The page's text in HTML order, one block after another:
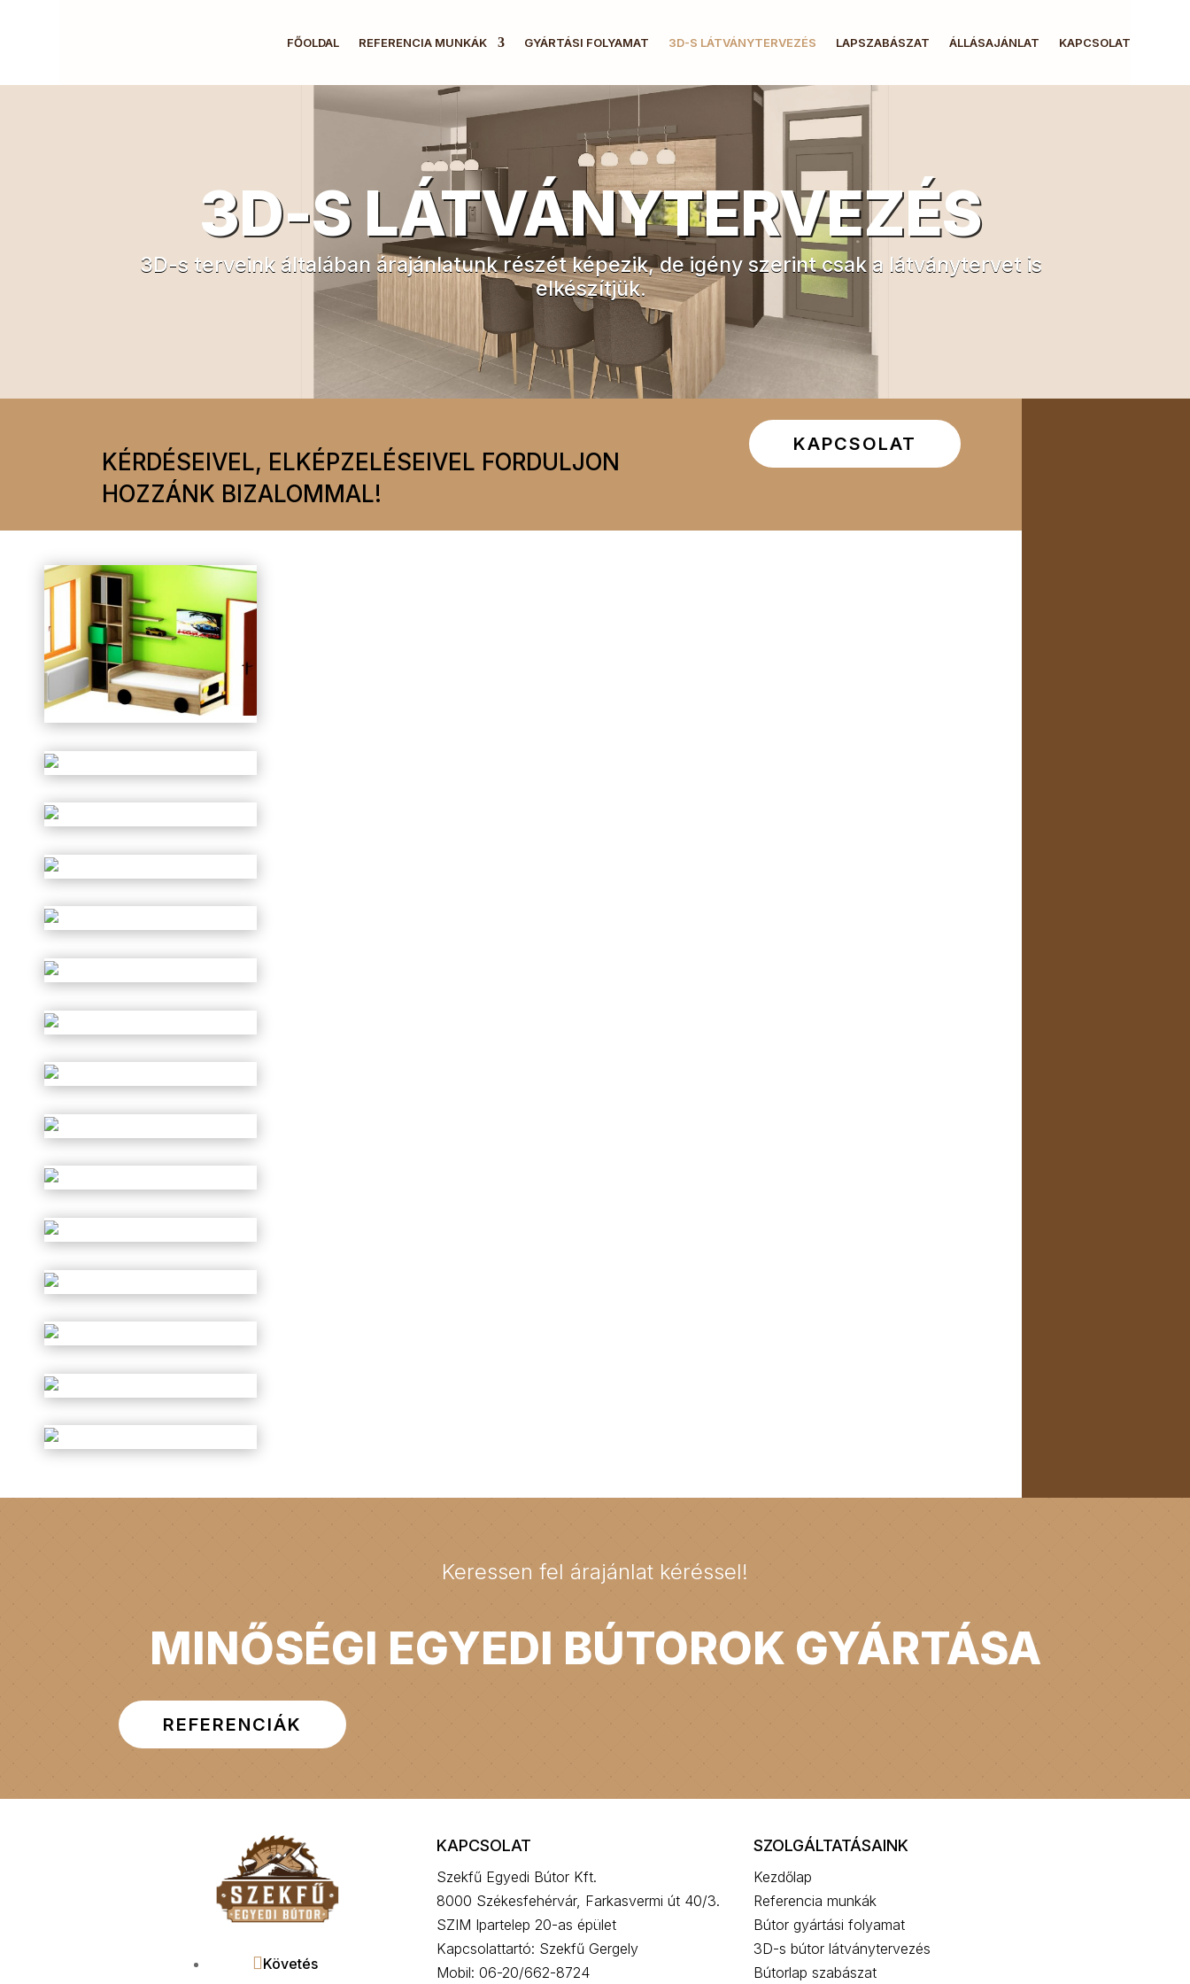
FŐOLDAL REFERENCIA MUNKÁK GYÁRTÁSI FOLYAMAT 3D-S LÁTVÁNYTERVEZÉS LAPSZABÁSZAT ÁLLÁSAJÁNLAT KAPCSOLAT
3D-S LÁTVÁNYTERVEZÉS
3D-s terveink általában árajánlatunk részét képezik, de igény szerint csak a látványtervet is
elkészítjük.
KÉRDÉSEIVEL, ELKÉPZELÉSEIVEL FORDULJON
HOZZÁNK BIZALOMMAL!
KAPCSOLAT
Keressen fel árajánlat kéréssel!
MINŐSÉGI EGYEDI BÚTOROK GYÁRTÁSA
REFERENCIÁK
Követés
KAPCSOLAT
Szekfű Egyedi Bútor Kft.
8000 Székesfehérvár, Farkasvermi út 40/3.
SZIM Ipartelep 20-as épület
Kapcsolattartó: Szekfű Gergely
Mobil: 06-20/662-8724
SZOLGÁLTATÁSAINK
Kezdőlap
Referencia munkák
Bútor gyártási folyamat
3D-s bútor látványtervezés
Bútorlap szabászat